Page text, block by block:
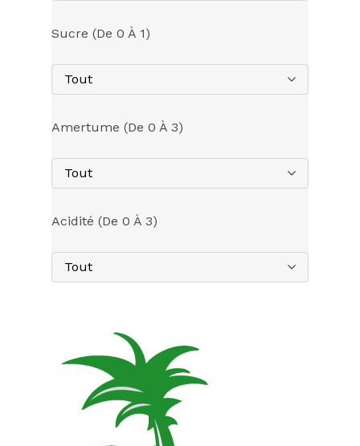
Sucre (de 0 À 1)
Tout
Amertume (de 0 À 3)
Tout
Acidité (de 0 À 3)
Tout